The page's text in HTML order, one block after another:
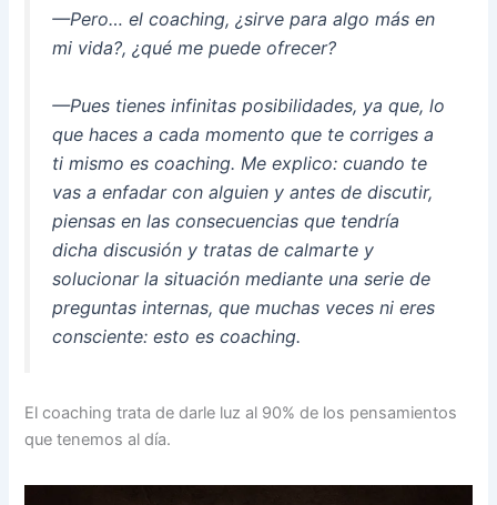
—Pero… el coaching, ¿sirve para algo más en
mi vida?, ¿qué me puede ofrecer?
—Pues tienes infinitas posibilidades, ya que, lo
que haces a cada momento que te corriges a
ti mismo es coaching. Me explico: cuando te
vas a enfadar con alguien y antes de discutir,
piensas en las consecuencias que tendría
dicha discusión y tratas de calmarte y
solucionar la situación mediante una serie de
preguntas internas, que muchas veces ni eres
consciente: esto es coaching.
El coaching trata de darle luz al 90% de los pensamientos
que tenemos al día.